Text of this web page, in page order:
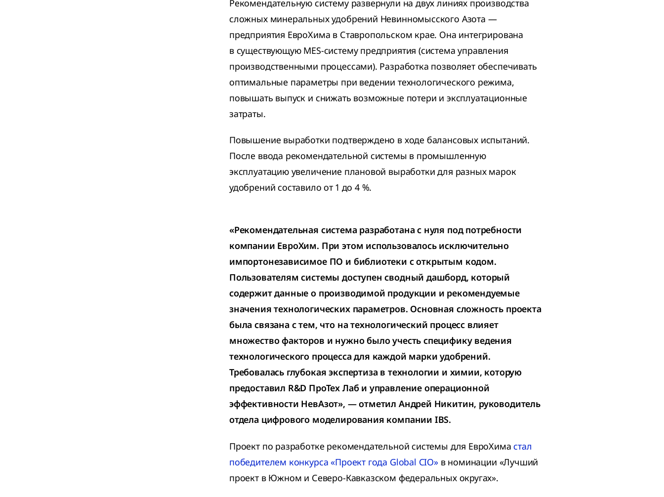
Рекомендательную систему развернули на двух линиях производства
сложных минеральных удобрений Невинномысского Азота —
предприятия ЕвроХима в Ставропольском крае. Она интегрирована
в существующую MES-систему предприятия (система управления
производственными процессами). Разработка позволяет обеспечивать
оптимальные параметры при ведении технологического режима,
повышать выпуск и снижать возможные потери и эксплуатационные
затраты.
Повышение выработки подтверждено в ходе балансовых испытаний.
После ввода рекомендательной системы в промышленную
эксплуатацию увеличение плановой выработки для разных марок
удобрений составило от 1 до 4 %.
«Рекомендательная система разработана с нуля под потребности
компании ЕвроХим. При этом использовалось исключительно
импортонезависимое ПО и библиотеки с открытым кодом.
Пользователям системы доступен сводный дашборд, который
содержит данные о производимой продукции и рекомендуемые
значения технологических параметров. Основная сложность проекта
была связана с тем, что на технологический процесс влияет
множество факторов и нужно было учесть специфику ведения
технологического процесса для каждой марки удобрений.
Требовалась глубокая экспертиза в технологии и химии, которую
предоставил R&D ПроТех Лаб и управление операционной
эффективности НевАзот», — отметил Андрей Никитин, руководитель
отдела цифрового моделирования компании IBS.
Проект по разработке рекомендательной системы для ЕвроХимастал
победителем конкурса «Проект года Global CIO»в номинации «Лучший
проект в Южном и Северо-Кавказском федеральных округах».